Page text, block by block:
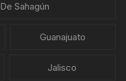
Sahagún
Guanajuato
Jalisco